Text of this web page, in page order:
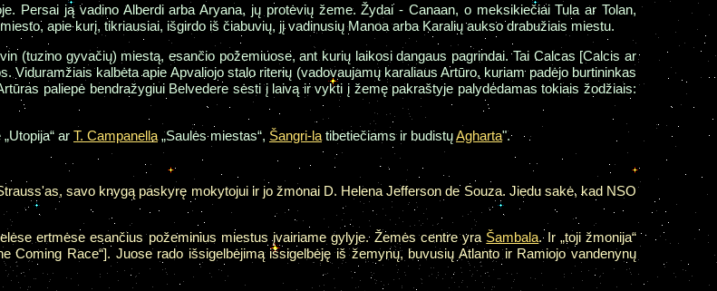
Persai ją vadino Alberdi arba Aryana, jų protėvių žeme. Žydai - Canaan, o meksikiečiai Tula ar Tolan,
apie kurį, tikriausiai, išgirdo iš čiabuvių, jį vadinusių Manoa arba Karalių aukso drabužiais miestu.
(tuzino gyvačių) miestą, esančio požemiuose, ant kurių laikosi dangaus pagrindai. Tai Calcas [Calcis ar
Viduramžiais kalbėta apie Apvaliojo stalo riterių (vadovaujamų karaliaus Artūro, kuriam padėjo burtininkas
paliepė bendražygiui Belvedere sėsti į laivą ir vykti į žemę pakraštyje palydėdamas tokiais žodžiais:
ar T. Campanella „Saulės miestas“, Šangri-la tibetiečiams ir budistųAgharta".
savo knygą paskyrę mokytojui ir jo žmonai D. Helena Jefferson de Souza. Jiedu sakė, kad NSO
ertmėse esančius požeminius miestus įvairiame gylyje. Žemės centre yra Šambala. Ir „toji žmonija“
Coming Race“]. Juose rado išsigelbėjimą išsigelbėję iš žemynų, buvusių Atlanto ir Ramiojo vandenynų